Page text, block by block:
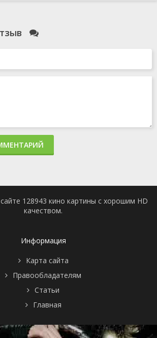
128943 кино картины с хорошим HD
качеством.
Информация
Карта сайта
Правообладателям
Статьи
Главная